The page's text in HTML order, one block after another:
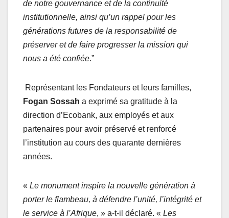
de notre gouvernance et de la continuité
institutionnelle, ainsi qu’un rappel pour les
générations futures de la responsabilité de
préserver et de faire progresser la mission qui
nous a été confiée.”
Représentant les Fondateurs et leurs familles,
Fogan Sossah a exprimé sa gratitude à la
direction d’Ecobank, aux employés et aux
partenaires pour avoir préservé et renforcé
l’institution au cours des quarante dernières
années.
« Le monument inspire la nouvelle génération à
porter le flambeau, à défendre l’unité, l’intégrité et
le service à l’Afrique, » a-t-il déclaré. « Les